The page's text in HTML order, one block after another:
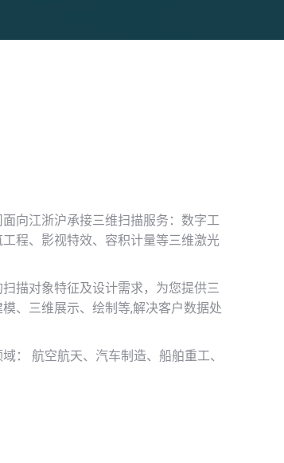
向江浙沪承接三维扫描服务：数字工
程、影视特效、容积计量等三维激光
描对象特征及设计需求，为您提供三
、三维展示、绘制等,解决客户数据处
： 航空航天、汽车制造、船舶重工、